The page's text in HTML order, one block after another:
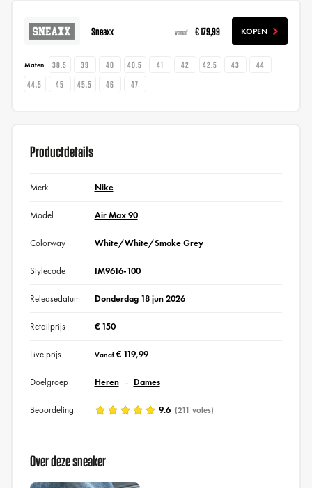
Sneaxx vanaf € 179,99 KOPEN
Maten 38.5 39 40 40.5 41 42 42.5 43
44
44.5
45 45.5 46 47
Productdetails
Merk Nike
Model Air Max 90
Colorway White/White/Smoke Grey
Stylecode IM9616-100
Releasedatum Donderdag 18 jun 2026
Retailprijs € 150
Live prijs Vanaf€ 119,99
Doelgroep Heren Dames
Beoordeling 9.6 (211 votes)
Over deze sneaker